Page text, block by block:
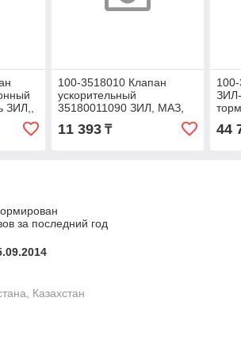
ЗИЛ,,
100-3518010 Клапан
ускорительный
35180011090 ЗИЛ, МАЗ,
11 393₸ 44
за последний год
Казахстан